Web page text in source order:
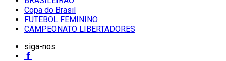
Copa do Brasil
FUTEBOL FEMININO
CAMPEONATO LIBERTADORES
siga-nos